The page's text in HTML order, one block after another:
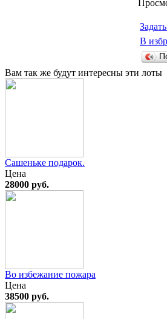
В
Вам так же будут интересны эти лоты
Сашеньке подарок.
Цена
28000 руб.
Во избежание пожара
Цена
38500 руб.